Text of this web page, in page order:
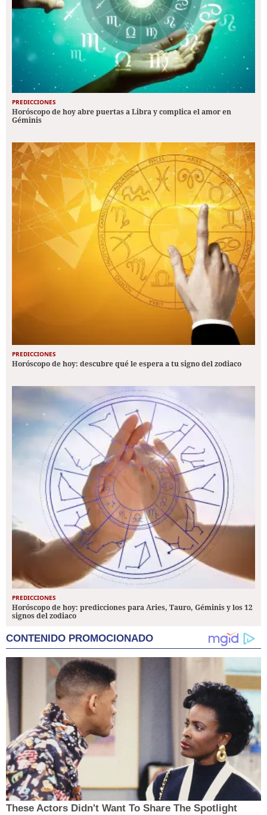
PREDICCIONES
Horóscopo de hoy abre puertas a Libra y complica el amor en
Géminis
PREDICCIONES
Horóscopo de hoy: descubre qué le espera a tu signo del zodiaco
PREDICCIONES
Horóscopo de hoy: predicciones para Aries, Tauro, Géminis y los 12
signos del zodiaco
CONTENIDO PROMOCIONADO
These Actors Didn't Want To Share The Spotlight